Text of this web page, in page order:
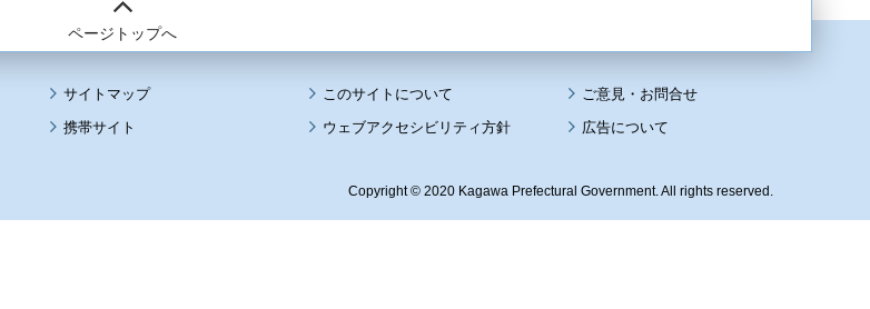
ページトップへ
サイトマップ
このサイトについて
携帯サイト
ウェブアクセシビリティ方針 広告について
Copyright © 2020 Kagawa Prefectural Government. All rights reserved.